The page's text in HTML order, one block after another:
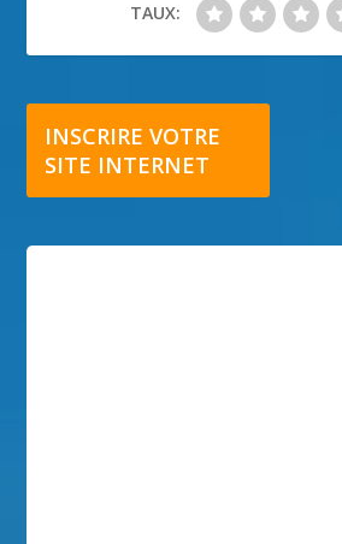
TAUX:
INSCRIRE VOTRE
SITE INTERNET